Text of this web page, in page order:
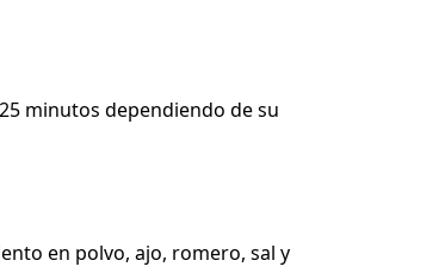
minutos dependiendo de su
en polvo, ajo, romero, sal y